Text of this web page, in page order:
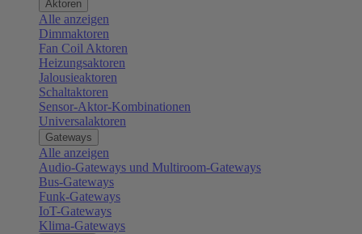
Aktoren
Alle anzeigen
Dimmaktoren
Fan Coil Aktoren
Heizungsaktoren
Jalousieaktoren
Schaltaktoren
Sensor-Aktor-Kombinationen
Universalaktoren
Gateways
Alle anzeigen
Audio-Gateways und Multiroom-Gateways
Bus-Gateways
Funk-Gateways
IoT-Gateways
Klima-Gateways